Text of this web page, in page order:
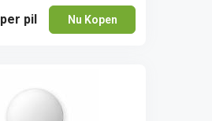
per pil Nu Kopen